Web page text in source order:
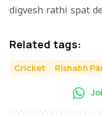
digvesh rathi spat
Related tags:
Cricket Rishabh